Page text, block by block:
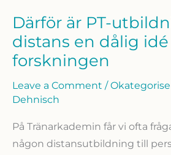
Därför är PT-
distans en dålig
forskningen
Leave a Comment /
Dehnisch
På Tränarkademin får vi ofta
någon distansutbildning till